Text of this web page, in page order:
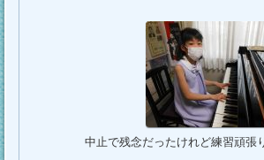
中止で残念だったけれど練習頑張